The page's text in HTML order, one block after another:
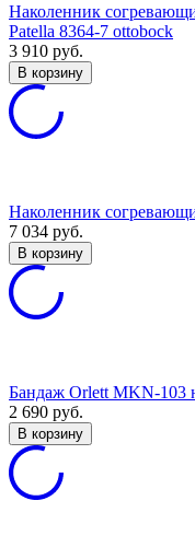
Наколенник
Patella 8364-7 ottobock
3 910 руб.
В корзину
Наколенник
7 034 руб.
В корзину
Бандаж Orlett MKN-103
2 690 руб.
В корзину